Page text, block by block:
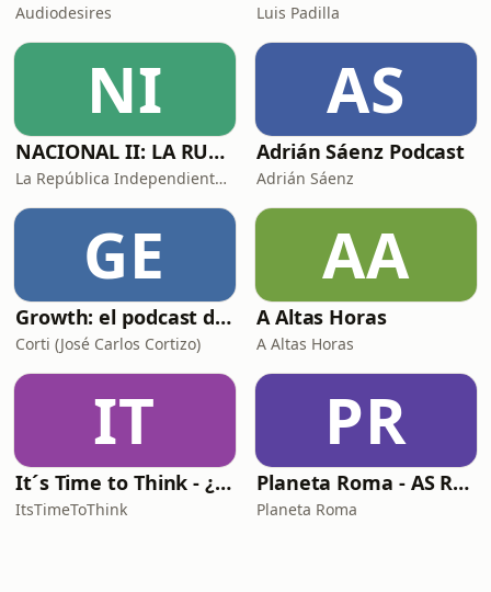
Audiodesires Luis Padilla
NI
NACIONAL II: LA RUTA DEL EXILIO
La República Independiente de la Radio
AS
Adrián Sáenz Podcast
Adrián Sáenz
GE
Growth: el podcast de Product Hackers 🚀
Corti (José Carlos Cortizo)
AA
A Altas Horas
A Altas Horas
IT
It´s Time to Think - ¿Nos paramos a pensar?
ItsTimeToThink
PR
Planeta Roma - AS Roma Podcast en Español
Planeta Roma